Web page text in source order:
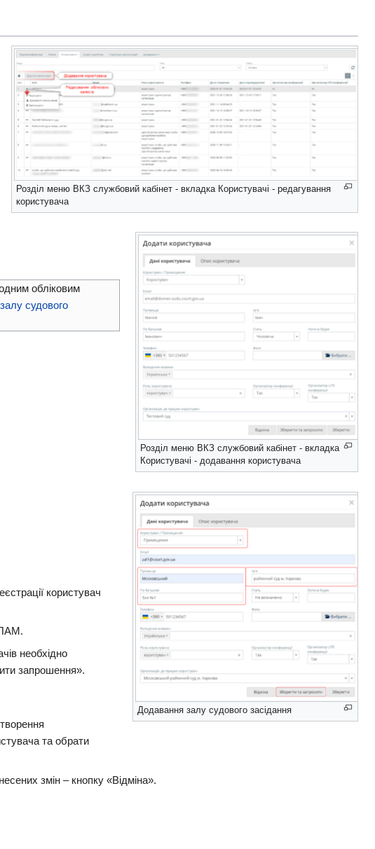
Розділ меню ВКЗ службовий кабінет - вкладка Користувачі - редагування
користувача
Розділ меню ВКЗ службовий кабінет - вкладка
Користувачі - додавання користувача
обліковим
судового
Додавання залу судового засідання
користувач
необхідно
запрошення».
та обрати
змін – кнопку «Відміна».